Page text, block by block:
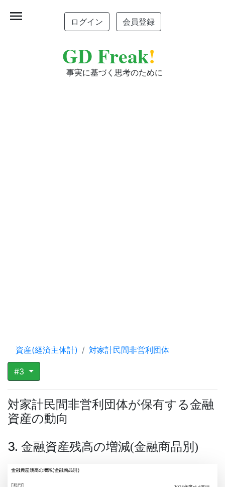
ログイン 会員登録
GD Freak!
事実に基づく思考のために
menu
資産(経済主体計) 対家計民間非営利団体
#3
対家計民間非営利団体が保有する金融
資産の動向
3. 金融資産残高の増減(金融商品別 )